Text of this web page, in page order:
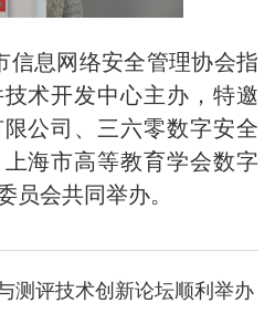
信息网络安全管理协会指
术开发中心主办，特邀
限公司、三六零数字安全
海市高等教育学会数字
员会共同举办。
测评技术创新论坛顺利举办